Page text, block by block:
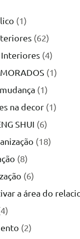
(1)
(62)
Interiores (4)
(1)
(1)
na decor (1)
SHUI (6)
(18)
(8)
(6)
a área do
(2)